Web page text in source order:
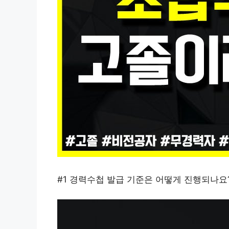
#1 경력수첩 발급 기준은 어떻게 진행되나요